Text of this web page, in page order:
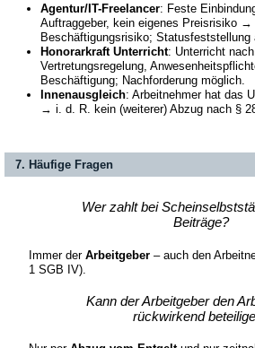
Agentur/IT-Freelancer: Feste
Auftraggeber, kein eigenes Preisrisiko →
Beschäftigungsrisiko; Statusfeststellung
Honorarkraft Unterricht: Unterricht
Vertretungsregelung,
Beschäftigung; Nachforderung möglich.
Innenausgleich: Arbeitnehmer hat das
→ i. d. R. kein (weiterer) Abzug nach §
7. Häufige Fragen
Wer zahlt bei
Beiträge?
Immer der Arbeitgeber – auch den
1 SGB IV).
Kann der Arbeitgeber den
rückwirkend